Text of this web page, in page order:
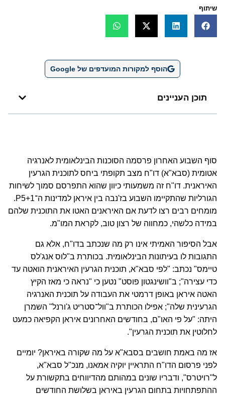
שיתוף
הוסף למקורות המועדפים של Google
תוכן העניינים
סוף השבוע האחרון פרסמה הסוכנות הבינלאומית לאנרגיה
אטומית (סבא"א) דו"ח מצב תקופתי ביחס לתוכנית הגרעין
האיראנית. דו"ח זה משמעותי כיוון שהוא התפרסם סמוך לשיחות
הגורליות שהתקיימו השבוע בז'נבה בין איראן למדינות ה־P5+1.
מומחים רבים רצו לדעת אם האיראנים האטו את התוכנית שלהם
במידה כלשהי, כמחווה של רצון טוב, לקראת המו"מ.
אבל הסיפור האמיתי אינו רק מה שנכתב בדו"ח, אלא גם
התגובות לו בעיתונות הבינלאומית. בכותרת ב"לוס אנג'לס
טיימס" נכתב: "לפי סבא"א, תוכנית הגרעין האיראנית הואטה עד
כדי עצירה"; ב"וושינגטון פוסט" נטען כי "נראה כי מאז הקיץ
האטה איראן באופן דרמטי את העבודה על תוכנית האנרגיה
הגרעינית שלה"; אפילו הכותרת ב"וול־סטריט ג'ורנל" השמרן
היתה: "על פי האו"ם, בחודשים האחרונים איראן הקפיאה כמעט
לחלוטין את תוכנית הגרעין".
אז מה באמת חושבים בסבא"א על מה שקורה באיראן? יומיים
לפני פרסום הדו"ח התראיין יוקיה אמאנו, מנכ"ל סבא"א,
ל"רויטרס", ודבריו שונים במהותם מהדיווחים בתקשורת על
ההתפתחויות בתחום הגרעין באיראן בשלושת החודשים